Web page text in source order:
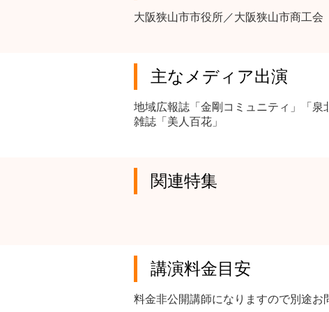
大阪狭山市市役所／大阪狭山市商工会
主なメディア出演
地域広報誌「金剛コミュニティ」「泉
雑誌「美人百花」
関連特集
講演料金目安
料金非公開講師になりますので別途お